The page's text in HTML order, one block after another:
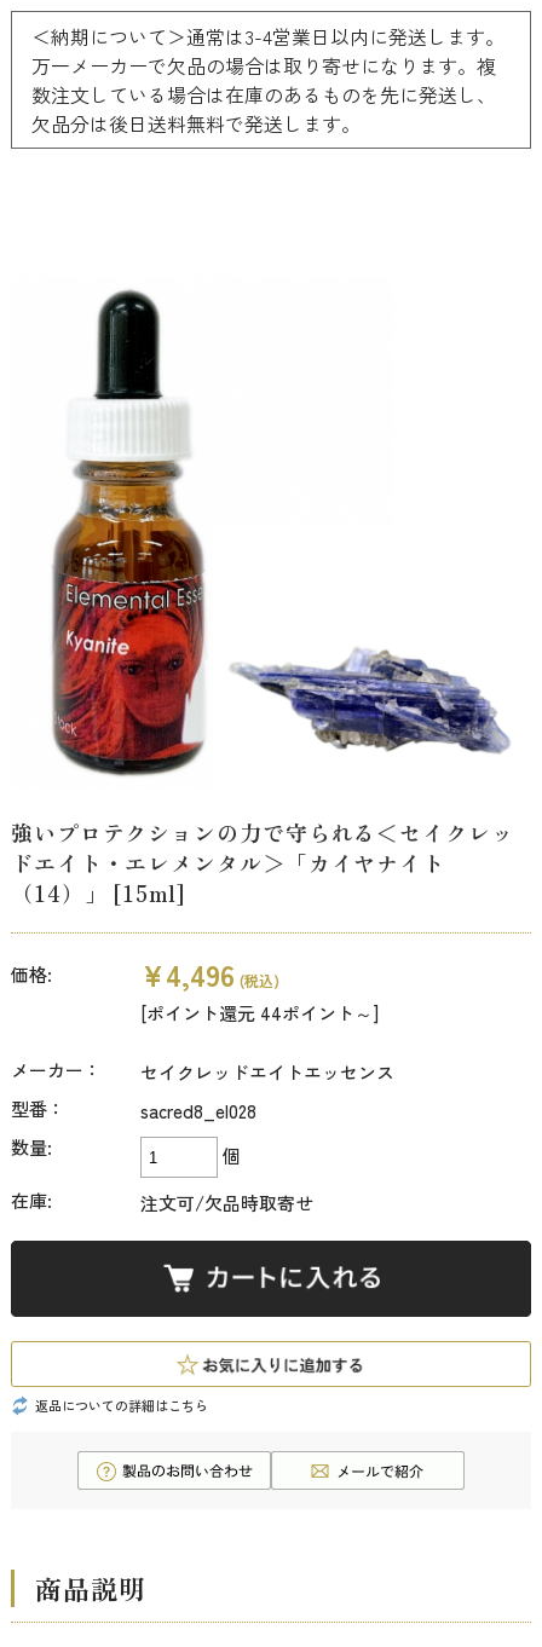
＜納期について＞通常は3-4営業日以内に発送します。
万一メーカーで欠品の場合は取り寄せになります。複
数注文している場合は在庫のあるものを先に発送し、
欠品分は後日送料無料で発送します。
強いプロテクションの力で守られる＜セイクレッ
ドエイト・エレメンタル＞「カイヤナイト
（14）」 [15ml]
価格: ¥4,496 (税込)
[ポイント還元 44ポイント～]
メーカー：
セイクレッドエイトエッセンス
型番：
sacred8_el028
数量:
個
在庫:
注文可/欠品時取寄せ
返品についての詳細はこちら
商品説明